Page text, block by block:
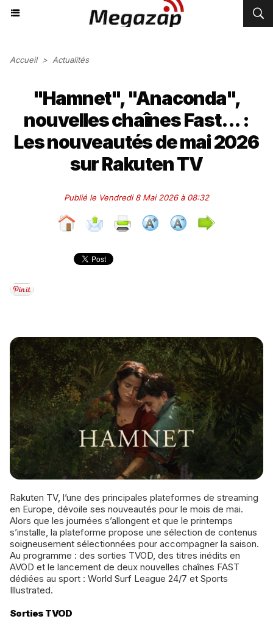
Accueil > Actualités
"Hamnet", "Anaconda",
nouvelles chaînes Fast... :
Les nouveautés de mai 2026
sur Rakuten TV
Publié le Vendredi 8 Mai 2026 à 08:32
Rakuten TV, l’une des principales plateformes de streaming
en Europe, dévoile ses nouveautés pour le mois de mai.
Alors que les journées s’allongent et que le printemps
s’installe, la plateforme propose une sélection de contenus
soigneusement sélectionnées pour accompagner la saison.
Au programme : des sorties TVOD, des titres inédits en
AVOD et le lancement de deux nouvelles chaînes FAST
dédiées au sport : World Surf League 24/7 et Sports
Illustrated.
Sorties TVOD